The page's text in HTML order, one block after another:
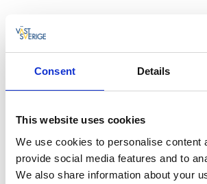
Consent Details
This website uses cookies
We use cookies to personalise content
provide social media features and to
We also share information about your
Njut av en dag på sjön med våra
avkopplande aktivitet att göra, som
en eller annan gång. När du hyr SUP
även flytväst.
Hyr vår båt över dagen eller varför
helgen? Vår motorbåt har plats för 5
du hyr båten ingår full tank samt
båten.